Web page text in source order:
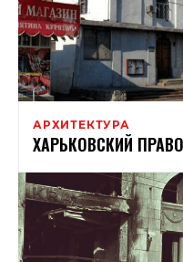
АРХИТЕКТУРА
ХАРЬКОВСКИЙ